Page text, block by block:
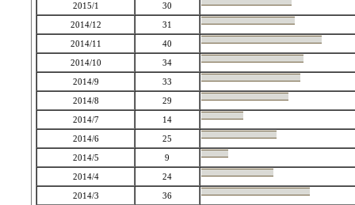
2015/1
30
2014/12
31
2014/11
40
2014/10
34
2014/9
33
2014/8
29
2014/7
14
2014/6
25
2014/5
9
2014/4
24
2014/3
36